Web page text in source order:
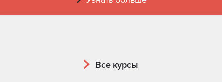
Все курсы